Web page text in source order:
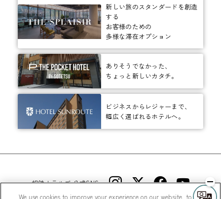
新しい旅のスタンダードを創造
する
お客様のための
多様な滞在オプション
ありそうでなかった、
ちょっと新しいカタチ。
ビジネスからレジャーまで、
幅広く選ばれるホテルへ。
相鉄ホテルズ 公式SNS
We use cookies to improve your experience on our website, to